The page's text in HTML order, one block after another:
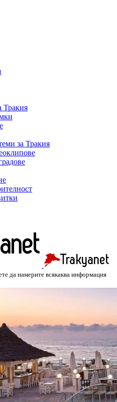
Тракия
за Тракия
да намерите всякаква информация